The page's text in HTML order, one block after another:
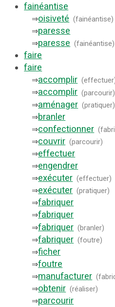
fainéantise
⇒oisiveté (fainéantise)
⇒paresse
⇒paresse (fainéantise)
faire
faire
⇒accomplir (effectuer
⇒accomplir (parcourir)
⇒aménager (pratiquer)
⇒branler
⇒confectionner (
⇒couvrir (parcourir)
⇒effectuer
⇒engendrer
⇒exécuter (effectuer)
⇒exécuter (pratiquer)
⇒fabriquer
⇒fabriquer
⇒fabriquer (branler)
⇒fabriquer (foutre)
⇒ficher
⇒foutre
⇒manufacturer (
⇒obtenir (réaliser)
⇒parcourir